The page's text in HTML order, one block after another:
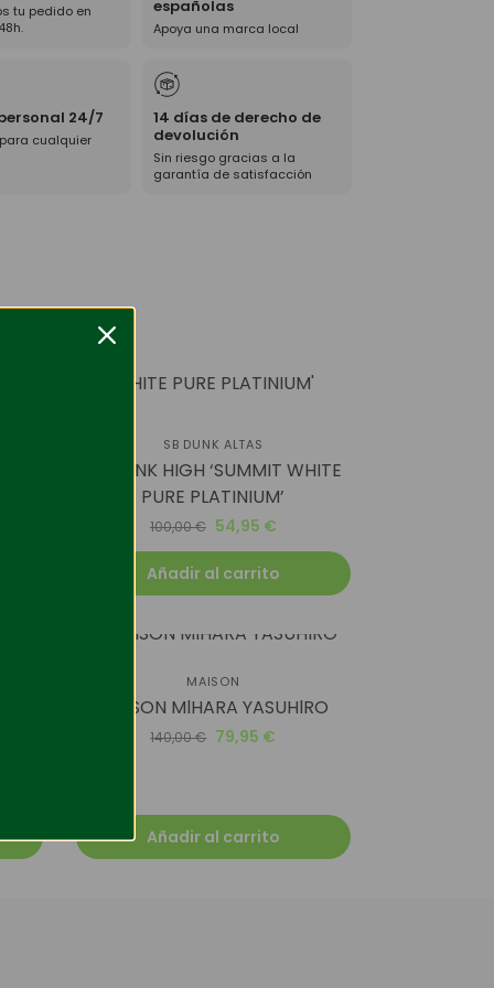
tu pedido en
españolas
Apoya una marca local
24/7
cualquier
14 días de derecho de
devolución
Sin riesgo gracias a la
garantía de satisfacción
SB DUNK ALTAS
SB DUNK HIGH ‘SUMMIT WHITE
PURE PLATINIUM’
100,00€ 54,95 €
Añadir al carrito
MAISON
MAlSON MlHARA YASUHlRO
140,00€ 79,95 €
Añadir al carrito